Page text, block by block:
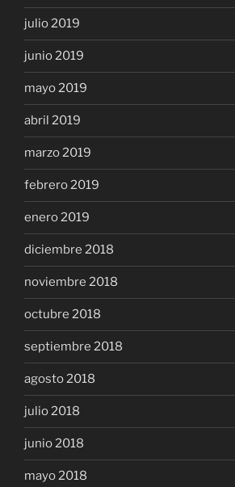
julio 2019
junio 2019
mayo 2019
abril 2019
marzo 2019
febrero 2019
enero 2019
diciembre 2018
noviembre 2018
octubre 2018
septiembre 2018
agosto 2018
julio 2018
junio 2018
mayo 2018